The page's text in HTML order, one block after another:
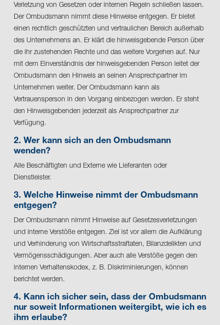
Verletzung von Gesetzen oder internen Regeln schließen lassen.
Der Ombudsmann nimmt diese Hinweise entgegen. Er bietet
einen rechtlich geschützten und vertraulichen Bereich außerhalb
des Unternehmens an. Er klärt die hinweisgebende Person über
die ihr zustehenden Rechte und das weitere Vorgehen auf. Nur
mit dem Einverständnis der hinweisgebenden Person leitet der
Ombudsmann den Hinweis an seinen Ansprechpartner im
Unternehmen weiter. Der Ombudsmann kann als
Vertrauensperson in den Vorgang einbezogen werden. Er steht
den Hinweisgebenden jederzeit als Ansprechpartner zur
Verfügung.
2. Wer kann sich an den Ombudsmann
wenden?
Alle Beschäftigten und Externe wie Lieferanten oder
Dienstleister.
3. Welche Hinweise nimmt der Ombudsmann
entgegen?
Der Ombudsmann nimmt Hinweise auf Gesetzesverletzungen
und interne Verstöße entgegen. Ziel ist vor allem die Aufklärung
und Verhinderung von Wirtschaftsstraftaten, Bilanzdelikten und
Vermögensschädigungen. Aber auch alle Verstöße gegen den
internen Verhaltenskodex, z. B. Diskriminierungen, können
berichtet werden.
4. Kann ich sicher sein, dass der Ombudsmann
nur soweit Informationen weitergibt, wie ich es
ihm erlaube?